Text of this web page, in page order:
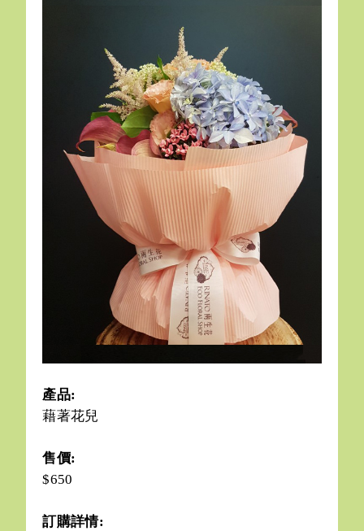
產品:
藉著花兒
售價:
$650
訂購詳情: